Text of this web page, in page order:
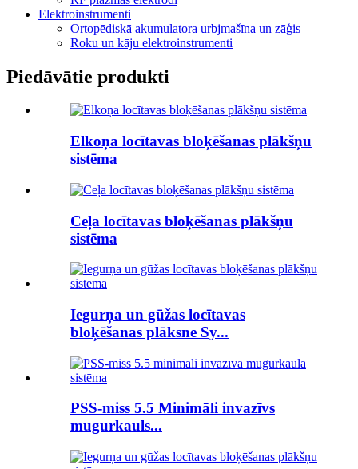
Elektroinstrumenti
Ortopēdiskā akumulatora urbjmašīna un zāģis
Roku un kāju elektroinstrumenti
Piedāvātie produkti
Elkoņa locītavas bloķēšanas plākšņu
sistēma
Ceļa locītavas bloķēšanas plākšņu
sistēma
Iegurņa un gūžas locītavas
bloķēšanas plāksne Sy...
PSS-miss 5.5 Minimāli invazīvs
mugurkauls...